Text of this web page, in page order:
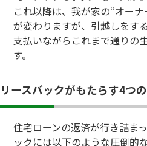
これ以降は、我が家の“オー
が変わりますが、引越しをす
支払いながらこれまで通りの
す。
リースバックがもたらす4つ
住宅ローンの返済が行き詰ま
ックには以下のような圧倒的